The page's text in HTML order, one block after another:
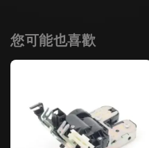
您可能也喜歡